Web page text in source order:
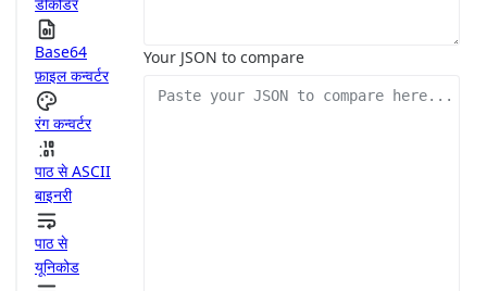
Base64
फ़ाइल कन्वर्टर
रंग कन्वर्टर
पाठ से ASCII
बाइनरी
पाठ से
यूनिकोड
Your JSON to compare